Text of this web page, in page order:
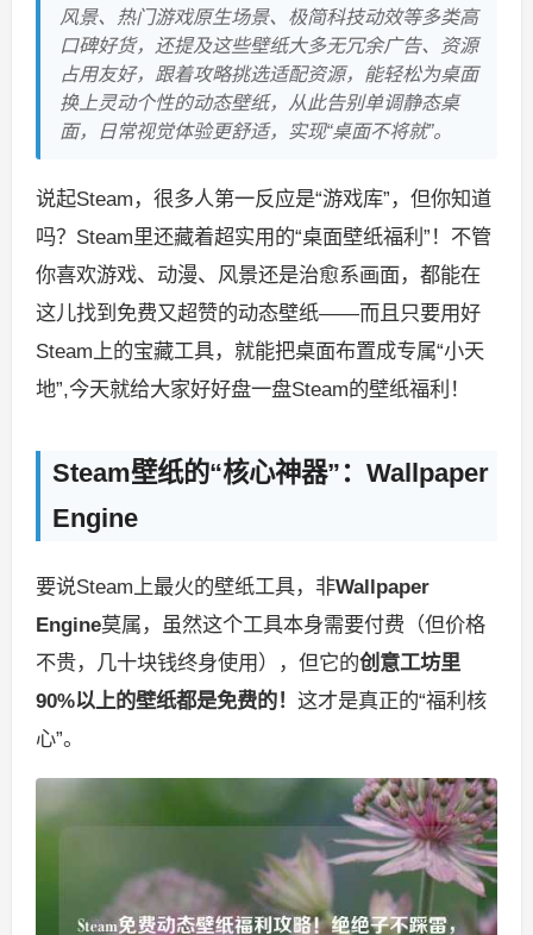
风景、热门游戏原生场景、极简科技动效等多类高
口碑好货，还提及这些壁纸大多无冗余广告、资源
占用友好，跟着攻略挑选适配资源，能轻松为桌面
换上灵动个性的动态壁纸，从此告别单调静态桌
面，日常视觉体验更舒适，实现“桌面不将就”。
说起Steam，很多人第一反应是“游戏库”，但你知道
吗？Steam里还藏着超实用的“桌面壁纸福利”！不管
你喜欢游戏、动漫、风景还是治愈系画面，都能在
这儿找到免费又超赞的动态壁纸——而且只要用好
Steam上的宝藏工具，就能把桌面布置成专属“小天
地”,今天就给大家好好盘一盘Steam的壁纸福利！
Steam壁纸的“核心神器”：Wallpaper
Engine
要说Steam上最火的壁纸工具，非Wallpaper
Engine莫属，虽然这个工具本身需要付费（但价格
不贵，几十块钱终身使用），但它的创意工坊里
90%以上的壁纸都是免费的！ 这才是真正的“福利核
心”。